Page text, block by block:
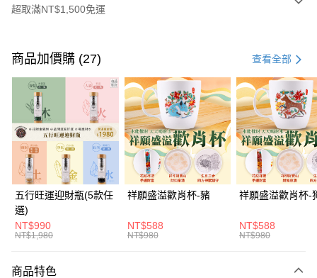
超取滿NT$1,500免運
信用卡一次付款
LINE Pay
Apple Pay
街口支付
悠遊付
Google Pay
全支付
ATM付款
貨到付款
商品加價購 (27) 查看全部
五行旺運迎財瓶(5款任
選)
NT$990
NT$1,980
祥願盛溢歡肖杯-豬
NT$588
NT$980
祥願盛溢歡肖杯-
NT$588
NT$980
商品特色